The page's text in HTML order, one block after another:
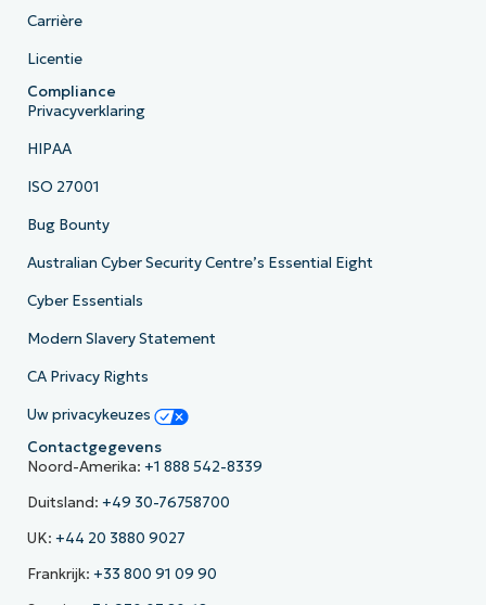
Carrière
Licentie
Compliance
Privacyverklaring
HIPAA
ISO 27001
Bug Bounty
Australian Cyber Security Centre’s Essential Eight
Cyber Essentials
Modern Slavery Statement
CA Privacy Rights
Uw privacykeuzes
Contactgegevens
Noord-Amerika: +1 888 542-8339
Duitsland: +49 30-76758700
UK: +44 20 3880 9027
Frankrijk: +33 800 91 09 90